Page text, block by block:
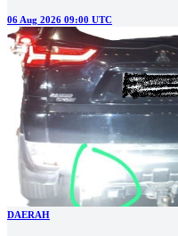
06 Aug 2026 09:00 UTC
DAERAH